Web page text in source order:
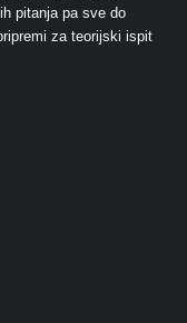
pitanja pa sve do
za teorijski ispit